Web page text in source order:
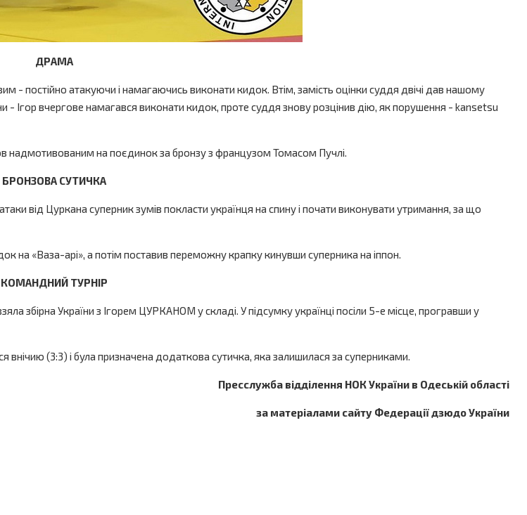
ДРАМА
- постійно атакуючи і намагаючись виконати кидок. Втім, замість оцінки суддя двічі дав нашому
- Ігор вчергове намагався виконати кидок, проте суддя знову розцінив дію, як порушення - kansetsu
надмотивованим на поєдинок за бронзу з французом Томасом Пучлі.
БРОНЗОВА СУТИЧКА
від Цуркана суперник зумів покласти українця на спину і почати виконувати утримання, за що
на «Ваза-арі», а потім поставив переможну крапку кинувши суперника на іппон.
КОМАНДНИЙ ТУРНІР
збірна України з Ігорем ЦУРКАНОМ у складі. У підсумку українці посіли 5-е місце, програвши у
(3:3) і була призначена додаткова сутичка, яка залишилася за суперниками.
Пресслужба відділення НОК України в Одеській області
за матеріалами сайту Федерації дзюдо України